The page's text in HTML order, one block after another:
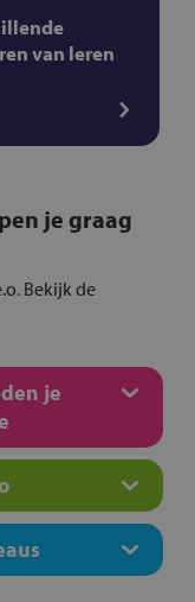
van leren
je graag
Bekijk de
je